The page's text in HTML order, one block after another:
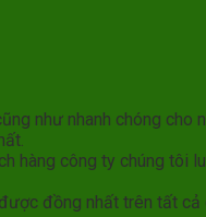
như nhanh chóng cho
hàng công ty chúng tôi
đồng nhất trên tất cả